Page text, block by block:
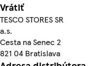
Vrátiť
TESCO STORES SR
a.s.
Cesta na Senec 2
821 04 Bratislava